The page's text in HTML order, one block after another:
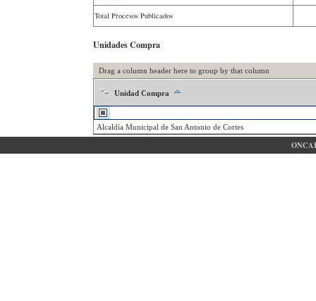
Total Procesos Publicados
Unidades Compra
Drag a column header here to group by that column
Unidad Compra
Alcaldía Municipal de San Antonio de Cortes